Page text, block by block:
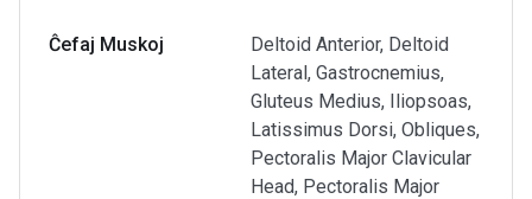
Ĉefaj Muskoj
Deltoid Anterior, Deltoid
Lateral, Gastrocnemius,
Gluteus Medius, Iliopsoas,
Latissimus Dorsi, Obliques,
Pectoralis Major Clavicular
Head, Pectoralis Major